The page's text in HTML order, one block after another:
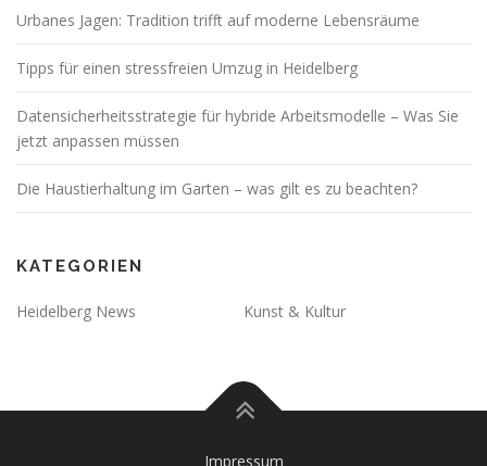
Urbanes Jagen: Tradition trifft auf moderne Lebensräume
Tipps für einen stressfreien Umzug in Heidelberg
Datensicherheitsstrategie für hybride Arbeitsmodelle – Was Sie
jetzt anpassen müssen
Die Haustierhaltung im Garten – was gilt es zu beachten?
KATEGORIEN
Heidelberg News Kunst & Kultur
Impressum